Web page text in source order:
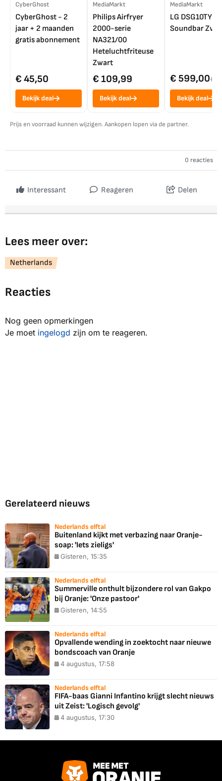
CyberGhost
CyberGhost - 2
jaar + 2 maanden
gratis abonnement
€ 45,50
Bekijk deal
MediaMarkt
Philips Airfryer
2000-serie
NA321/00
Heteluchtfriteuse
Zwart
€ 109,99
Bekijk deal
MediaMarkt
LG DSG10TY
Soundbar
€ 599,00€
Bekijk deal
Prijs en voorraad kunnen wijzigen. Aankopen lopen via de partner.
0 reacties
Interessant Reageren Delen
Lees meer over:
Netherlands
Reacties
Nog geen opmerkingen
Je moet ingelogd zijn om te reageren.
Gerelateerd nieuws
Nederlands elftal
Buitenland kijkt met verbazing naar Oranje-
soap: 'Iets zieligs'
Gisteren, 15:35
Nederlands elftal
Summerville onthult bijzondere rol van Gakpo
bij Oranje: 'Onze pastoor'
Gisteren, 14:55
Nederlands elftal
Opvallende wending in zoektocht naar nieuwe
bondscoach van Oranje
4 augustus, 17:58
Nederlands elftal
FIFA-baas Gianni Infantino krijgt slecht nieuws
uit Zeist: 'Logisch gevolg'
4 augustus, 17:30